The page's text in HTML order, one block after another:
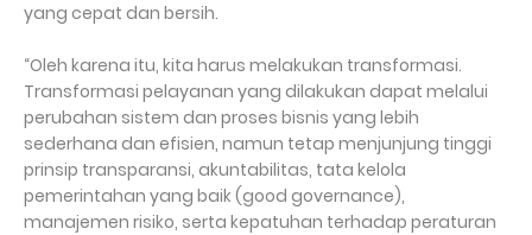
yang cepat dan bersih.
“Oleh karena itu, kita harus melakukan transformasi.
Transformasi pelayanan yang dilakukan dapat melalui
perubahan sistem dan proses bisnis yang lebih
sederhana dan efisien, namun tetap menjunjung tinggi
prinsip transparansi, akuntabilitas, tata kelola
pemerintahan yang baik (good governance),
manajemen risiko, serta kepatuhan terhadap peraturan